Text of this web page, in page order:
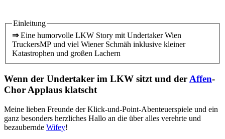
Einleitung
⇒Eine humorvolle LKW Story mit Undertaker Wien
TruckersMP und viel Wiener Schmäh inklusive kleiner
Katastrophen und großen Lachern
Wenn der Undertaker im LKW sitzt und der Affen-
Chor Applaus klatscht
Meine lieben Freunde der Klick-und-Point-Abenteuerspiele und ein
ganz besonders herzliches Hallo an die über alles verehrte und
bezaubernde Wifey!